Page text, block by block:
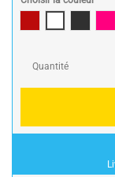
Quantité